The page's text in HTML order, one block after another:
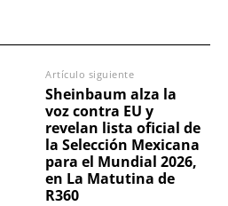
Artículo siguiente
Sheinbaum alza la
voz contra EU y
revelan lista oficial de
la Selección Mexicana
para el Mundial 2026,
en La Matutina de
R360